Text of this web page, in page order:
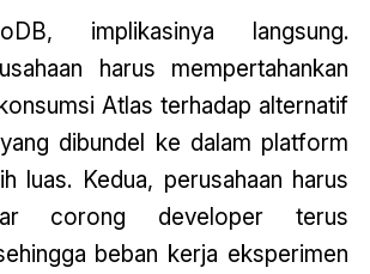
implikasinya langsung.
harus mempertahankan
Atlas terhadap alternatif
dibundel ke dalam platform
luas. Kedua, perusahaan harus
corong developer terus
beban kerja eksperimen